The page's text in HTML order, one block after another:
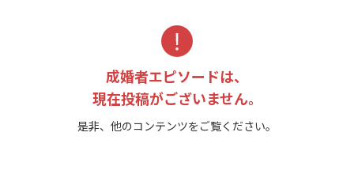
成婚者エピソードは、
現在投稿がございません。
是非、他のコンテンツをご覧ください。